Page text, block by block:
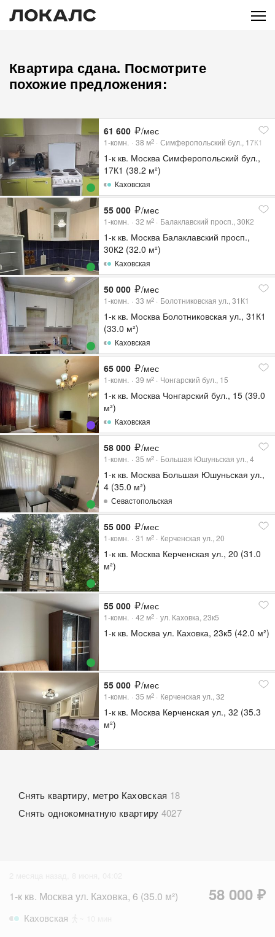
Квартира сдана. Посмотрите
похожие предложения:
61 600 /мес
1-комн. 38 м2 Симферопольский бул., 17К1
1-к кв. Москва Симферопольский бул.,
17К1 (38.2 м²)
Каховская
55 000 /мес
1-комн. 32 м2 Балаклавский просп., 30К2
1-к кв. Москва Балаклавский просп.,
30К2 (32.0 м²)
Каховская
50 000 /мес
1-комн. 33 м2 Болотниковская ул., 31К1
1-к кв. Москва Болотниковская ул., 31К1
(33.0 м²)
Каховская
65 000 /мес
1-комн. 39 м2 Чонгарский бул., 15
1-к кв. Москва Чонгарский бул., 15 (39.0
м²)
Каховская
58 000 /мес
1-комн. 35 м2 Большая Юшуньская ул., 4
1-к кв. Москва Большая Юшуньская ул.,
4 (35.0 м²)
Севастопольская
55 000 /мес
1-комн. 31 м2 Керченская ул., 20
1-к кв. Москва Керченская ул., 20 (31.0
м²)
55 000 /мес
1-комн. 42 м2 ул. Каховка, 23к5
1-к кв. Москва ул. Каховка, 23к5 (42.0 м²)
55 000 /мес
1-комн. 35 м2 Керченская ул., 32
1-к кв. Москва Керченская ул., 32 (35.3
м²)
Снять квартиру, метро Каховская 18
Снять однокомнатную квартиру 4027
1-к кв. Москва ул. Каховка, 6 (35.0 м²) 58 000 ₽
Каховская